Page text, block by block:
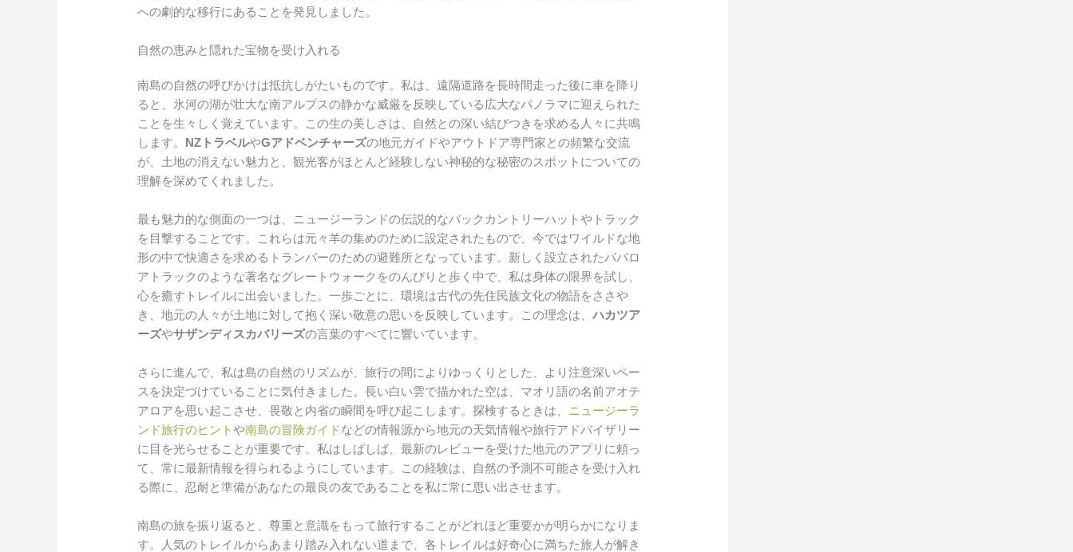
への劇的な移行にあることを発見しました。
自然の恵みと隠れた宝物を受け入れる
南島の自然の呼びかけは抵抗しがたいものです。私は、遠隔道路を長時間走った後に車を降り
ると、氷河の湖が壮大な南アルプスの静かな威厳を反映している広大なパノラマに迎えられた
ことを生々しく覚えています。この生の美しさは、自然との深い結びつきを求める人々に共鳴
します。 NZトラベルやGアドベンチャーズの地元ガイドやアウトドア専門家との頻繁な交流
が、土地の消えない魅力と、観光客がほとんど経験しない神秘的な秘密のスポットについての
理解を深めてくれました。
最も魅力的な側面の一つは、ニュージーランドの伝説的なバックカントリーハットやトラック
を目撃することです。これらは元々羊の集めのために設定されたもので、今ではワイルドな地
形の中で快適さを求めるトランパーのための避難所となっています。新しく設立されたパパロ
アトラックのような著名なグレートウォークをのんびりと歩く中で、私は身体の限界を試し、
心を癒すトレイルに出会いました。一歩ごとに、環境は古代の先住民族文化の物語をささや
き、地元の人々が土地に対して抱く深い敬意の思いを反映しています。この理念は、ハカツア
ーズやサザンディスカバリーズの言葉のすべてに響いています。
さらに進んで、私は島の自然のリズムが、旅行の間によりゆっくりとした、より注意深いペー
スを決定づけていることに気付きました。長い白い雲で描かれた空は、マオリ語の名前アオテ
アロアを思い起こさせ、畏敬と内省の瞬間を呼び起こします。探検するときは、 ニュージーラ
ンド旅行のヒントや南島の冒険ガイドなどの情報源から地元の天気情報や旅行アドバイザリー
に目を光らせることが重要です。私はしばしば、最新のレビューを受けた地元のアプリに頼っ
て、常に最新情報を得られるようにしています。この経験は、自然の予測不可能さを受け入れ
る際に、忍耐と準備があなたの最良の友であることを私に常に思い出させます。
南島の旅を振り返ると、尊重と意識をもって旅行することがどれほど重要かが明らかになりま
す。人気のトレイルからあまり踏み入れない道まで、各トレイルは好奇心に満ちた旅人が解き